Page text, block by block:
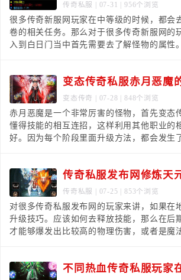
传奇私服 | 07-31 | 956个浏览
很多传奇新服网玩家在中等级的时候，都会
卷的相关任务。那么对于很多传奇新服网的
入到白日门当中首先需要去了解怪物的属性
变态传奇 | 07-28 | 848个浏览
赤月恶魔是一个非常厉害的怪物，首先变态
懂得技能的相互连招，这样利用其他职业的
好。因为每个阶段里面升级方法，都会发生
传奇私服 | 07-25 | 853个浏览
对很多传奇私服发布网的玩家来讲，如果在
升级技巧。应该如何去释放技能，那么在后
才能够爆发出比较高的物理伤害，或者是魔